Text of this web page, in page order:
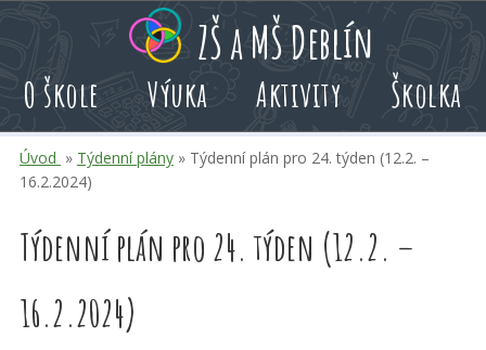
obsah
volby
akcí
ZŠ a MŠ Deblín
O škole Výuka Aktivity Školka
Úvod » Týdenní plány» Týdenní plán pro 24. týden (12.2. –
16.2.2024)
Týdenní plán pro 24. týden (12.2. –
16.2.2024)